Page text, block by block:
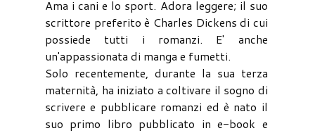
Ama i cani e lo sport. Adora leggere; il suo
scrittore preferito è Charles Dickens di cui
possiede tutti i romanzi. E' anche
un'appassionata di manga e fumetti.
Solo recentemente, durante la sua terza
maternità, ha iniziato a coltivare il sogno di
scrivere e pubblicare romanzi ed è nato il
suo primo libro pubblicato in e-book e